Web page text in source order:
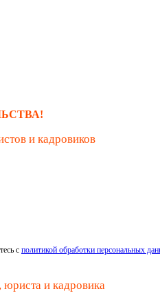
и кадровиков
с политикой обработки персональных
юриста и кадровика